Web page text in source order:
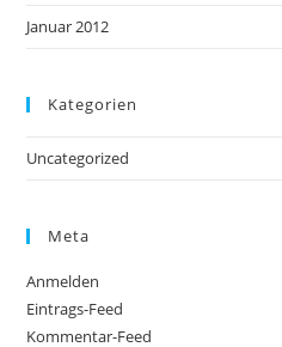
Januar 2012
Kategorien
Uncategorized
Meta
Anmelden
Eintrags-Feed
Kommentar-Feed